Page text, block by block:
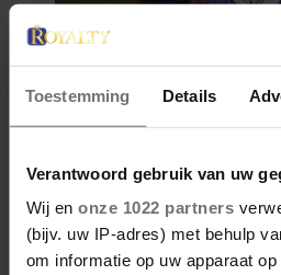
Toestemming Details
Verantwoord gebruik van uw
Wij en onze 1022 partners
(bijv. uw IP-adres) met behulp
om informatie op uw apparaat